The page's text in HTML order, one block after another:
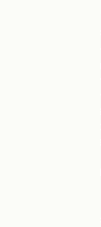
Nature & petit
Des étangs
Blanville,
sous le soleil !
longe l’Eure,
généreuses.
sûrement
moulins
les amoureux
Pentes et
Point le plus bas